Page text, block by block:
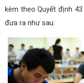
kèm theo Quyết định
đưa ra như sau: